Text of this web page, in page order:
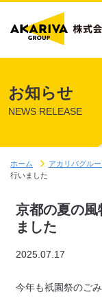
お知らせ
NEWS RELEASE
ホーム アカリバグル
行いました
京都の夏の
ました
2025.07.17
今年も祇園祭のご